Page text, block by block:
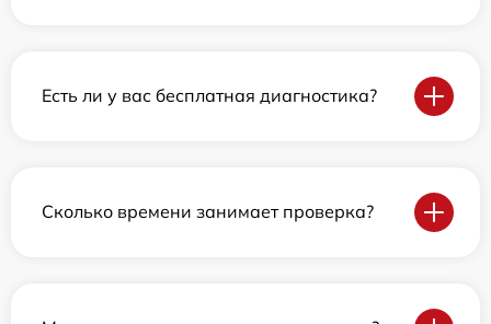
Есть ли у вас бесплатная диагностика?
Сколько времени занимает проверка?